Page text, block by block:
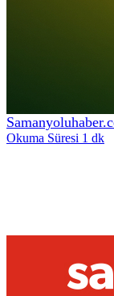
Okuma Süresi 1 dk